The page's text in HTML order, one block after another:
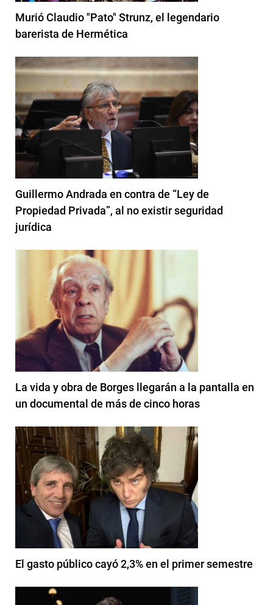
Murió Claudio "Pato" Strunz, el legendario
barerista de Hermética
Guillermo Andrada en contra de “Ley de
Propiedad Privada”, al no existir seguridad
jurídica
La vida y obra de Borges llegarán a la pantalla en
un documental de más de cinco horas
El gasto público cayó 2,3% en el primer semestre